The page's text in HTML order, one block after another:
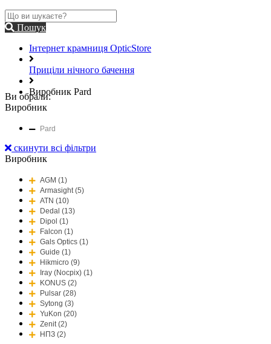
Пошук
Інтернет крамниця OpticStore
Приціли нічного бачення
Виробник Pard
Ви обрали:
Виробник
Pard
скинути всі фільтри
Виробник
AGM (1)
Armasight (5)
ATN (10)
Dedal (13)
Dipol (1)
Falcon (1)
Gals Optics (1)
Guide (1)
Hikmicro (9)
Iray (Nocpix) (1)
KONUS (2)
Pulsar (28)
Sytong (3)
YuKon (20)
Zenit (2)
НПЗ (2)